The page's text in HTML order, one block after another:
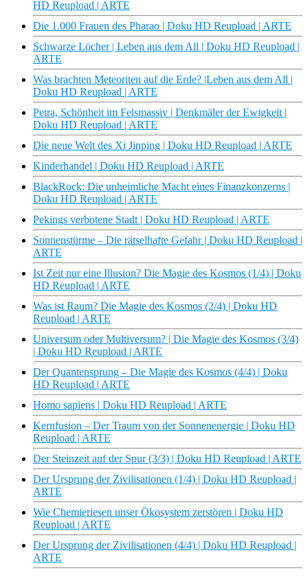
HD Reupload | ARTE
Die 1.000 Frauen des Pharao | Doku HD Reupload | ARTE
Schwarze Löcher | Leben aus dem All | Doku HD Reupload |
ARTE
Was brachten Meteoriten auf die Erde? |Leben aus dem All |
Doku HD Reupload | ARTE
Petra, Schönheit im Felsmassiv | Denkmäler der Ewigkeit |
Doku HD Reupload | ARTE
Die neue Welt des Xi Jinping | Doku HD Reupload | ARTE
Kinderhandel | Doku HD Reupload | ARTE
BlackRock: Die unheimliche Macht eines Finanzkonzerns |
Doku HD Reupload | ARTE
Pekings verbotene Stadt | Doku HD Reupload | ARTE
Sonnenstürme – Die rätselhafte Gefahr | Doku HD Reupload |
ARTE
Ist Zeit nur eine Illusion? Die Magie des Kosmos (1/4) | Doku
HD Reupload | ARTE
Was ist Raum? Die Magie des Kosmos (2/4) | Doku HD
Reupload | ARTE
Universum oder Multiversum? | Die Magie des Kosmos (3/4)
| Doku HD Reupload | ARTE
Der Quantensprung – Die Magie des Kosmos (4/4) | Doku
HD Reupload | ARTE
Homo sapiens | Doku HD Reupload | ARTE
Kernfusion – Der Traum von der Sonnenenergie | Doku HD
Reupload | ARTE
Der Steinzeit auf der Spur (3/3) | Doku HD Reupload | ARTE
Der Ursprung der Zivilisationen (1/4) | Doku HD Reupload |
ARTE
Wie Chemieriesen unser Ökosystem zerstören | Doku HD
Reupload | ARTE
Der Ursprung der Zivilisationen (4/4) | Doku HD Reupload |
ARTE